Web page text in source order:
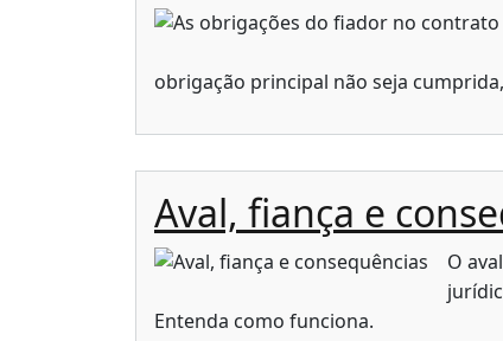
obrigação principal não seja
Aval, fiança e
O
Entenda como funciona.